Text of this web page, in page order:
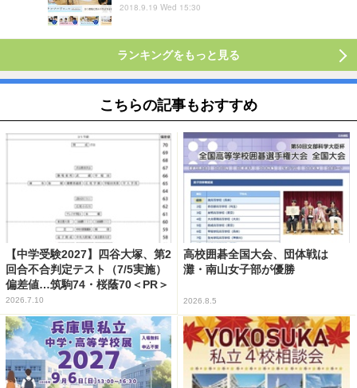
2018.9.19 Wed 15:30
ランキングをもっと見る
こちらの記事もおすすめ
【中学受験2027】四谷大塚、第2
回合不合判定テスト（7/5実施）
偏差値…筑駒74・桜蔭70＜PR＞
2026.7.10
高校囲碁全国大会、団体戦は
灘・南山女子部が優勝
2026.8.5